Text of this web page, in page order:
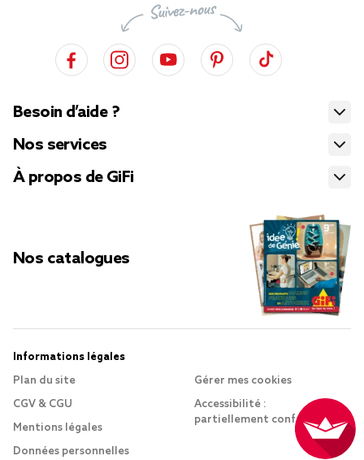
Besoin d’aide ?
Nos services
À propos de GiFi
Nos catalogues
Informations légales
Plan du site
CGV & CGU
Mentions légales
Données personnelles
Gérer mes cookies
Accessibilité :
partiellement conforme